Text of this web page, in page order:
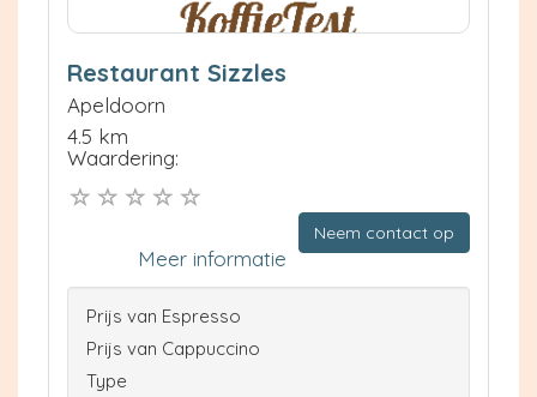
Restaurant Sizzles
Apeldoorn
4.5 km
Waardering:
Neem contact op
Meer informatie
Prijs van Espresso
Prijs van Cappuccino
Type